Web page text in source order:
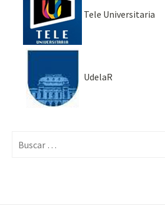
Tele Universitaria
UdelaR